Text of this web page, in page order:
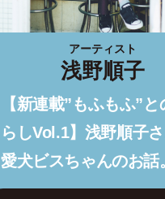
アーティスト
浅野順子
【新連載”もふもふ”と
らしVol.1】浅野順子
愛犬ビスちゃんのお話